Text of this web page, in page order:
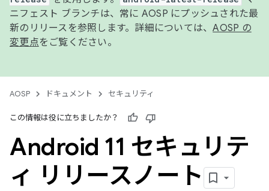
ニフェスト ブランチは、常に AOSP にプッシュされた最
新のリリースを参照します。詳細については、AOSP の
変更点をご覧ください。
AOSP ドキュメント セキュリティ
この情報は役に立ちましたか？
Android 11 セキュリテ
ィ リリースノート